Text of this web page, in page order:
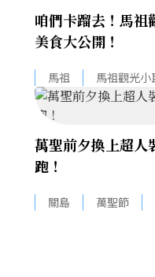
咱們卡蹓去！馬
美食大公開！
馬祖 馬祖觀光小
萬聖前夕換上超人
跑！
關島 萬聖節